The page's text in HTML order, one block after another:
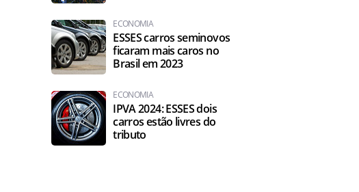
ECONOMIA
ESSES carros seminovos
ficaram mais caros no
Brasil em 2023
ECONOMIA
IPVA 2024: ESSES dois
carros estão livres do
tributo